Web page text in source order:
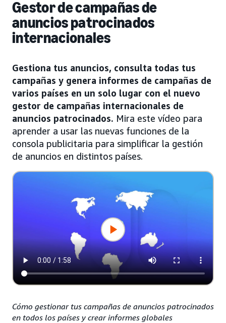
Gestor de campañas de
anuncios patrocinados
internacionales
Gestiona tus anuncios, consulta todas tus
campañas y genera informes de campañas de
varios países en un solo lugar con el nuevo
gestor de campañas internacionales de
anuncios patrocinados. Mira este vídeo para
aprender a usar las nuevas funciones de la
consola publicitaria para simplificar la gestión
de anuncios en distintos países.
Cómo gestionar tus campañas de anuncios patrocinados
en todos los países y crear informes globales